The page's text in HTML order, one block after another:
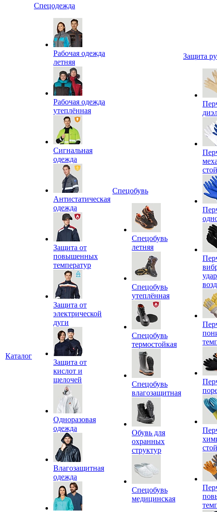
Каталог
Спецодежда
Рабочая одежда
летняя
Рабочая одежда
утеплённая
Сигнальная
одежда
Антистатическая
одежда
Защита от
повышенных
температур
Защита от
электрической
дуги
Защита от
кислот и
щелочей
Одноразовая
одежда
Влагозащитная
одежда
Спецобувь
Спецобувь
летняя
Спецобувь
утеплённая
Спецобувь
термостойкая
Спецобувь
влагозащитная
Обувь для
охранных
структур
Спецобувь
медицинская
Защита